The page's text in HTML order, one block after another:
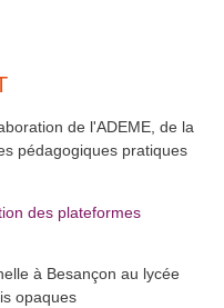
de l'ADEME, de la
pédagogiques pratiques
des plateformes
à Besançon au lycée
opaques